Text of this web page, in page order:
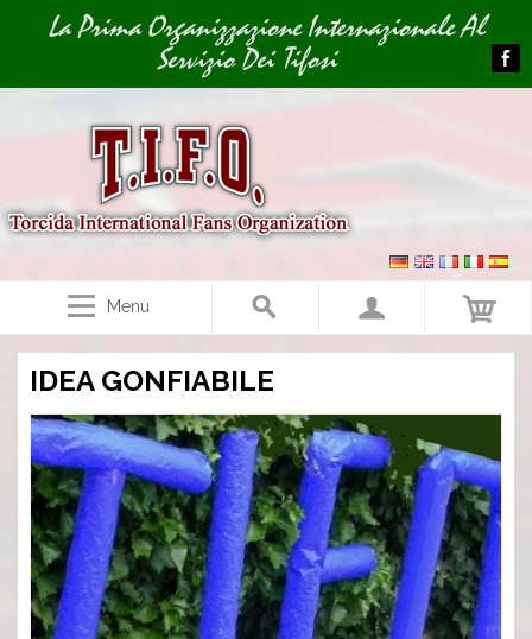
Image 01La Prima Organizzazione Internazionale Al
Servizio Dei Tifosi
Menu
IDEA GONFIABILE